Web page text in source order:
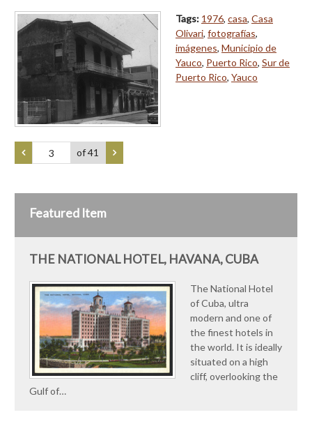
Tags: 1976, casa, Casa
Olivari, fotografías,
imágenes, Municipio de
Yauco, Puerto Rico, Sur de
Puerto Rico, Yauco
of 41
Featured Item
THE NATIONAL HOTEL, HAVANA, CUBA
The National Hotel
of Cuba, ultra
modern and one of
the finest hotels in
the world. It is ideally
situated on a high
cliff, overlooking the
Gulf of…